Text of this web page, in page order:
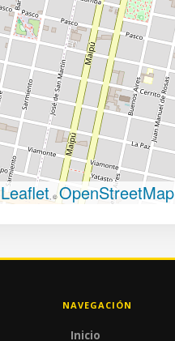
Leaflet , ©OpenStreetMap
NAVEGACIÓN
Inicio